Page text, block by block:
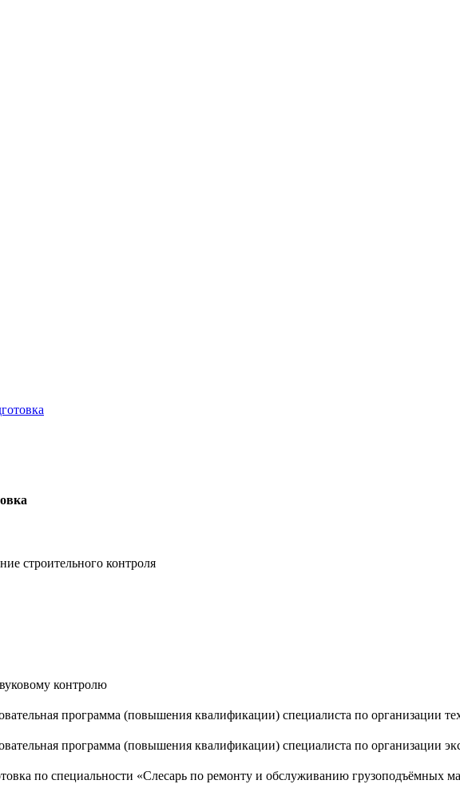
строительного контроля
контролю
программа (повышения квалификации) специалиста по организации
программа (повышения квалификации) специалиста по организации
по специальности «Слесарь по ремонту и обслуживанию грузоподъёмных